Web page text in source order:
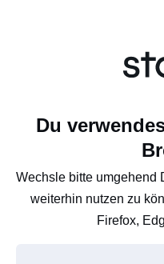
Du
Wechsle bitte umgehend
weiterhin nutzen zu
Firefox,